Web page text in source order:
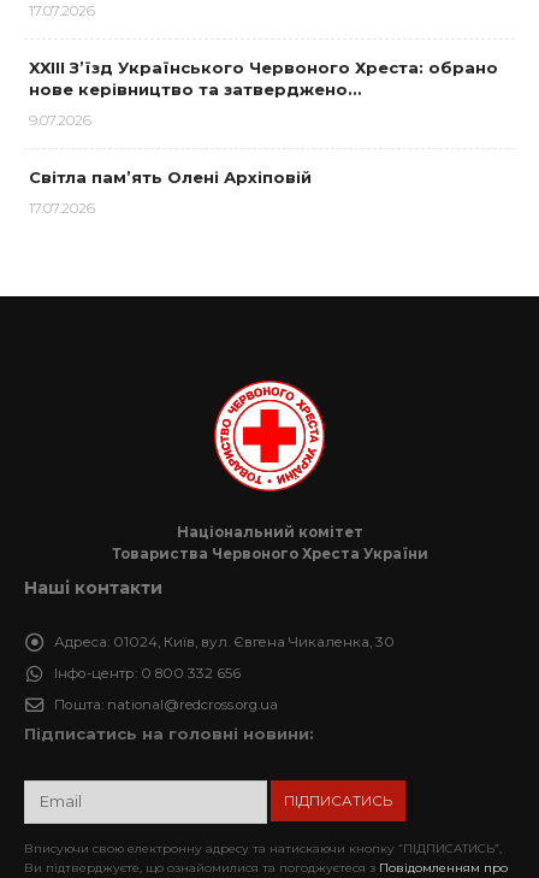
17.07.2026
XXIII З’їзд Українського Червоного Хреста: обрано
нове керівництво та затверджено…
9.07.2026
Світла пам’ять Олені Архіповій
17.07.2026
Національний комітет
Товариства Червоного Хреста України
Наші контакти
Адреса: 01024, Київ, вул. Євгена Чикаленка, 30
Інфо-центр: 0 800 332 656
Пошта: national@redcross.org.ua
Підписатись на головні новини:
Вписуючи свою електронну адресу та натискаючи кнопку “ПІДПИСАТИСЬ”,
Ви підтверджуєте, що ознайомилися та погоджуєтеся з Повідомленням про